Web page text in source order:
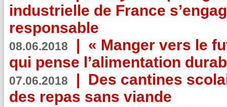
industrielle de France
responsable
08.06.2018 | « Manger vers le
qui pense l’alimentation
07.06.2018 | Des cantines
des repas sans viande